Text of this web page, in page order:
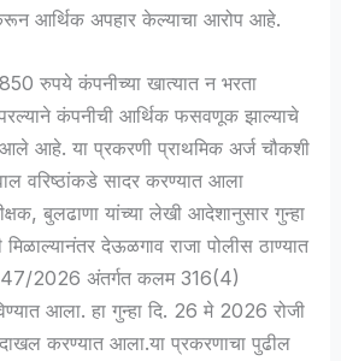
आर्थिक अपहार केल्याचा आरोप आहे.
रुपये कंपनीच्या खात्यात न भरता
कंपनीची आर्थिक फसवणूक झाल्याचे
आहे. या प्रकरणी प्राथमिक अर्ज चौकशी
वरिष्ठांकडे सादर करण्यात आला
बुलढाणा यांच्या लेखी आदेशानुसार गुन्हा
देऊळगाव राजा पोलीस ठाण्यात
2026 अंतर्गत कलम 316(4)
आला. हा गुन्हा दि. 26 मे 2026 रोजी
करण्यात आला.या प्रकरणाचा पुढील